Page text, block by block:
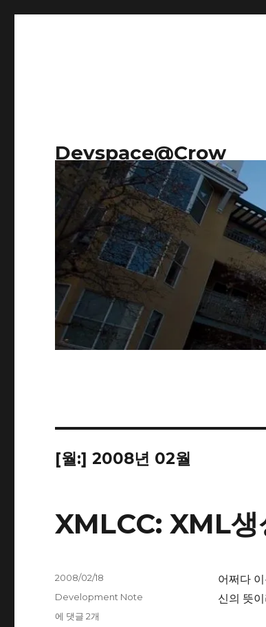
Devspace@Crow
Research on everything
[월:]2008년 02월
XMLCC: XML생
어쩌다
신의 뜻
작
자
2008/02/18
카
테
Development Note
XMLCC:
에 댓글 2개